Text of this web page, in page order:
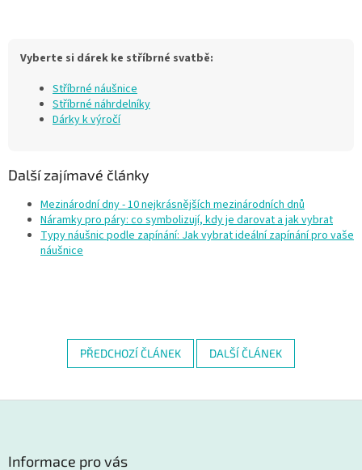
Vyberte si dárek ke stříbrné svatbě:
Stříbrné náušnice
Stříbrné náhrdelníky
Dárky k výročí
Další zajímavé články
Mezinárodní dny - 10 nejkrásnějších mezinárodních dnů
Náramky pro páry: co symbolizují, kdy je darovat a jak vybrat
Typy náušnic podle zapínání: Jak vybrat ideální zapínání pro vaše
náušnice
PŘEDCHOZÍ ČLÁNEK DALŠÍ ČLÁNEK
Informace pro vás